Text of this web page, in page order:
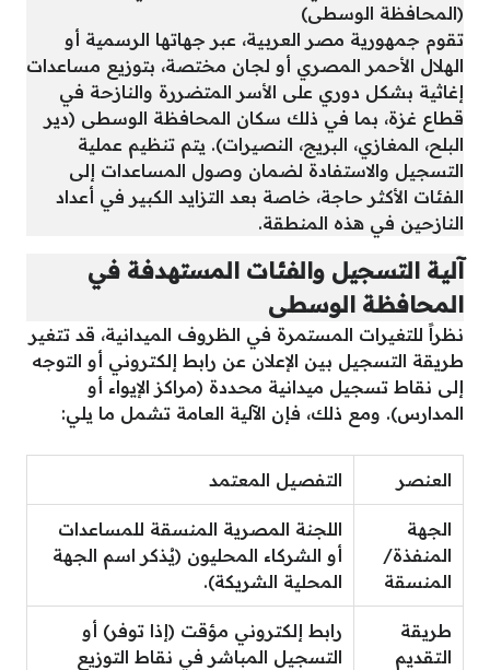
(المحافظة الوسطى)
تقوم جمهورية مصر العربية، عبر جهاتها الرسمية أو
الهلال الأحمر المصري أو لجان مختصة، بتوزيع مساعدات
إغاثية بشكل دوري على الأسر المتضررة والنازحة في
قطاع غزة، بما في ذلك سكان المحافظة الوسطى (دير
البلح، المغازي، البريج، النصيرات). يتم تنظيم عملية
التسجيل والاستفادة لضمان وصول المساعدات إلى
الفئات الأكثر حاجة، خاصة بعد التزايد الكبير في أعداد
النازحين في هذه المنطقة.
آلية التسجيل والفئات المستهدفة في
المحافظة الوسطى
نظراً للتغيرات المستمرة في الظروف الميدانية، قد تتغير
طريقة التسجيل بين الإعلان عن رابط إلكتروني أو التوجه
إلى نقاط تسجيل ميدانية محددة (مراكز الإيواء أو
المدارس). ومع ذلك، فإن الآلية العامة تشمل ما يلي:
العنصر التفصيل المعتمد
الجهة
المنفذة/
المنسقة
اللجنة المصرية المنسقة للمساعدات
أو الشركاء المحليون (يُذكر اسم الجهة
المحلية الشريكة).
طريقة
التقديم
رابط إلكتروني مؤقت (إذا توفر) أو
التسجيل المباشر في نقاط التوزيع